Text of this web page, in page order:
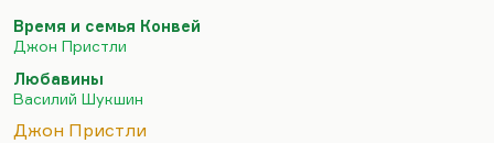
книги, чем «Конец главы», я просто не встречал;
там есть очень архаическая форма и абсолютно
модернистская идея.
Но что касается проблемы Пристли. Пристли —
Время и семья Конвей
Джон Пристли
Любавины
Василий Шукшин
Джон Пристли